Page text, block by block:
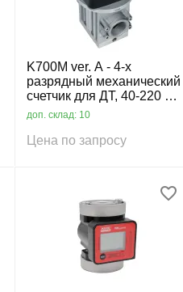
K700M ver. A - 4-х
разрядный механический
счетчик для ДТ, 40-220 л/
мин
доп. склад: 10
Цена по запросу